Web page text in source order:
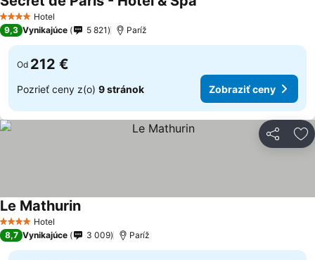
4 Počet hviezdičiek
Hotel
9,3 Vynikajúce 5 821 Paríž
Od 212 €
Pozrieť ceny z(o) 9 stránok Zobraziť ceny
Zdieľať
4 Počet hviezdičiek
Hotel
Le Mathurin
8,7 Vynikajúce 3 009 Paríž